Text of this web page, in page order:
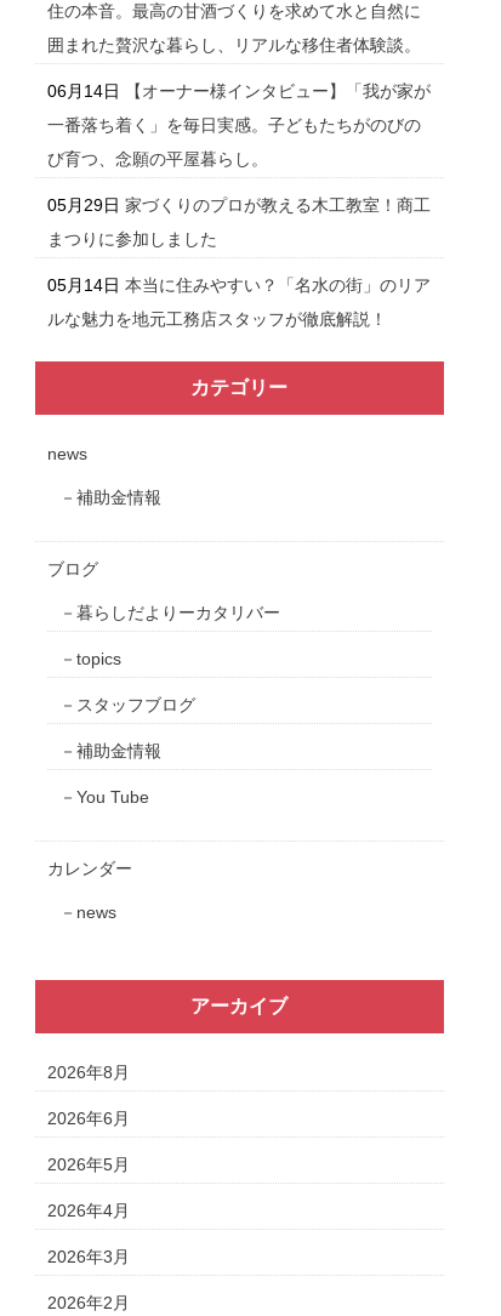
住の本音。最高の甘酒づくりを求めて水と自然に
囲まれた贅沢な暮らし、リアルな移住者体験談。
06月14日
【オーナー様インタビュー】「我が家が
一番落ち着く」を毎日実感。子どもたちがのびの
び育つ、念願の平屋暮らし。
05月29日 家づくりのプロが教える木工教室！商工
まつりに参加しました
05月14日 本当に住みやすい？「名水の街」のリア
ルな魅力を地元工務店スタッフが徹底解説！
カテゴリー
news
補助金情報
ブログ
暮らしだよりーカタリバー
topics
スタッフブログ
補助金情報
You Tube
カレンダー
news
アーカイブ
2026年8月
2026年6月
2026年5月
2026年4月
2026年3月
2026年2月